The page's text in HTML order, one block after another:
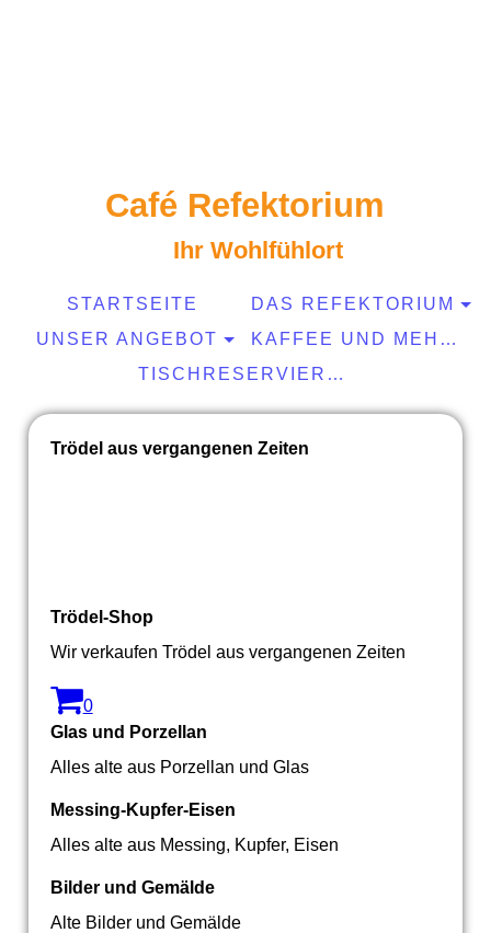
Café Refektorium
Ihr Wohlfühlort
STARTSEITE
DAS REFEKTORIUM
UNSER ANGEBOT
KAFFEE UND MEHR...
TISCHRESERVIERUNG
Trödel aus vergangenen Zeiten
Trödel-Shop
Wir verkaufen Trödel aus vergangenen Zeiten
0
Glas und Porzellan
Alles alte aus Porzellan und Glas
Messing-Kupfer-Eisen
Alles alte aus Messing, Kupfer, Eisen
Bilder und Gemälde
Alte Bilder und Gemälde